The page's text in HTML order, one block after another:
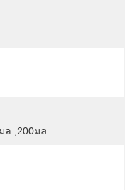
.,200มล.